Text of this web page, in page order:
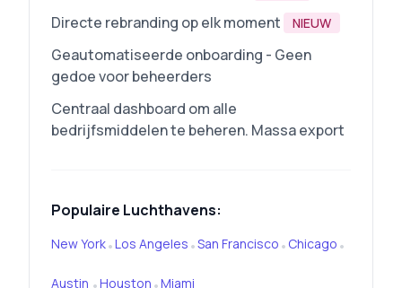
Directe rebranding op elk moment NIEUW
Geautomatiseerde onboarding - Geen
gedoe voor beheerders
Centraal dashboard om alle
bedrijfsmiddelen te beheren. Massa export
Populaire Luchthavens:
New York•Los Angeles •San Francisco • Chicago •
Austin Houston Miami